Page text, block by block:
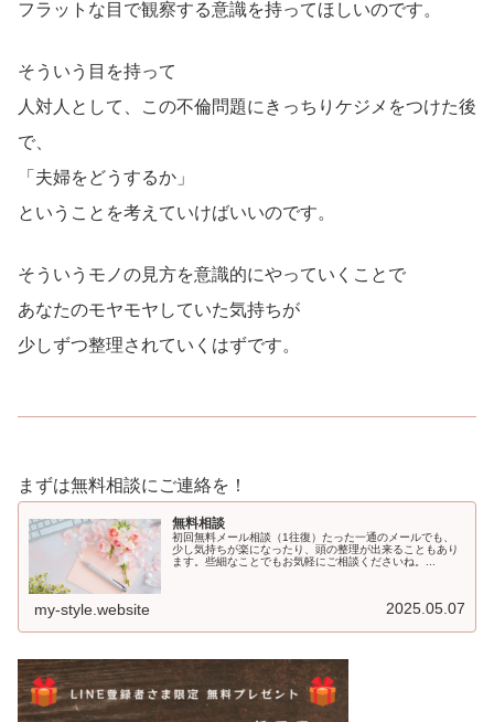
フラットな目で観察する意識を持ってほしいのです。
そういう目を持って
人対人として、この不倫問題にきっちりケジメをつけた後
で、
「夫婦をどうするか」
ということを考えていけばいいのです。
そういうモノの見方を意識的にやっていくことで
あなたのモヤモヤしていた気持ちが
少しずつ整理されていくはずです。
まずは無料相談にご連絡を！
無料相談
初回無料メール相談（1往復）たった一通のメールでも、
少し気持ちが楽になったり、頭の整理が出来ることもあり
ます。些細なことでもお気軽にご相談くださいね。...
my-style.website 2025.05.07